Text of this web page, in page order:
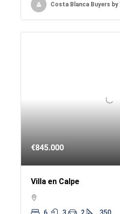
Costa Blanca Buyers by
€845.000
Villa en Calpe
6 3 2 350